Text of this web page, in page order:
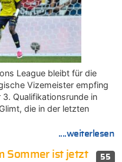
League bleibt für die
Vizemeister empfing
Qualifikationsrunde in
die in der letzten
....weiterlesen
55
Sommer ist jetzt